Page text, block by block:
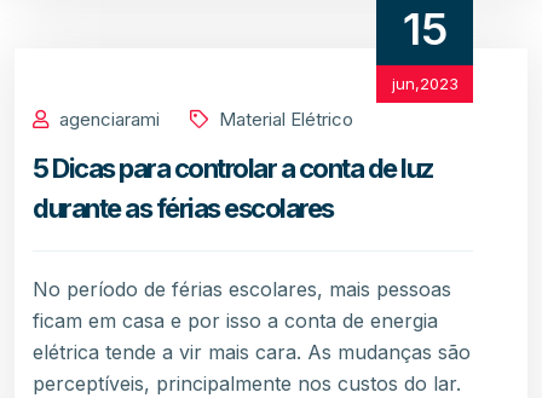
15
jun,2023
agenciarami Material Elétrico
5 Dicas para controlar a conta de luz
durante as férias escolares
No período de férias escolares, mais pessoas
ficam em casa e por isso a conta de energia
elétrica tende a vir mais cara. As mudanças são
perceptíveis, principalmente nos custos do lar.